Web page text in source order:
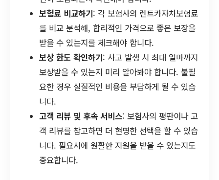
보험료 비교하기: 각 보험사의 렌트카자차보험료
를 비교 분석해, 합리적인 가격으로 좋은 보장을
받을 수 있는지를 체크해야 합니다.
보상 한도 확인하기: 사고 발생 시 최대 얼마까지
보상받을 수 있는지 미리 알아봐야 합니다. 불필
요한 경우 실질적인 비용을 부담하게 될 수 있습
니다.
고객 리뷰 및 후속 서비스: 보험사의 평판이나 고
객 리뷰를 참고하면 더 현명한 선택을 할 수 있습
니다. 필요시에 원활한 지원을 받을 수 있는지도
중요합니다.